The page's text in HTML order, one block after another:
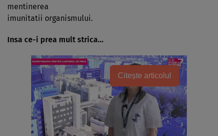
mentinerea
imunitatii organismului.
Insa ce-i prea mult strica…
Citește articolul